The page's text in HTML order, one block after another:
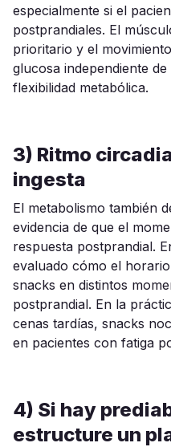
especialmente si el
postprandiales. El
prioritario y el
glucosa independiente
flexibilidad metabólica.
3) Ritmo
ingesta
El metabolismo también
evidencia de que el
respuesta postprandial.
evaluado cómo el
snacks en distintos
postprandial. En la
cenas tardías, snacks
en pacientes con fatiga
4) Si hay
estructure un